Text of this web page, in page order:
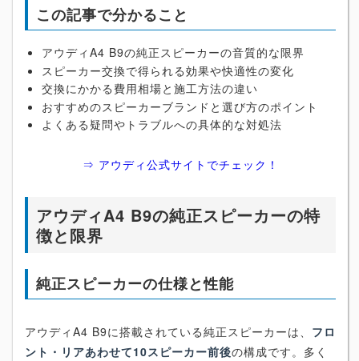
この記事で分かること
アウディA4 B9の純正スピーカーの音質的な限界
スピーカー交換で得られる効果や快適性の変化
交換にかかる費用相場と施工方法の違い
おすすめのスピーカーブランドと選び方のポイント
よくある疑問やトラブルへの具体的な対処法
⇒ アウディ公式サイトでチェック！
アウディA4 B9の純正スピーカーの特
徴と限界
純正スピーカーの仕様と性能
アウディA4 B9に搭載されている純正スピーカーは、 フロ
ント・リアあわせて10スピーカー前後の構成です。多く